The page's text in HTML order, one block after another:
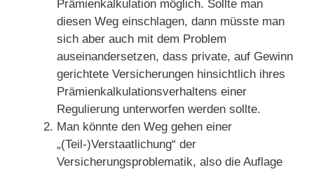
Prämienkalkulation möglich. Sollte man
diesen Weg einschlagen, dann müsste man
sich aber auch mit dem Problem
auseinandersetzen, dass private, auf Gewinn
gerichtete Versicherungen hinsichtlich ihres
Prämienkalkulationsverhaltens einer
Regulierung unterworfen werden sollte.
Man könnte den Weg gehen einer
„(Teil-)Verstaatlichung“ der
Versicherungsproblematik, also die Auflage